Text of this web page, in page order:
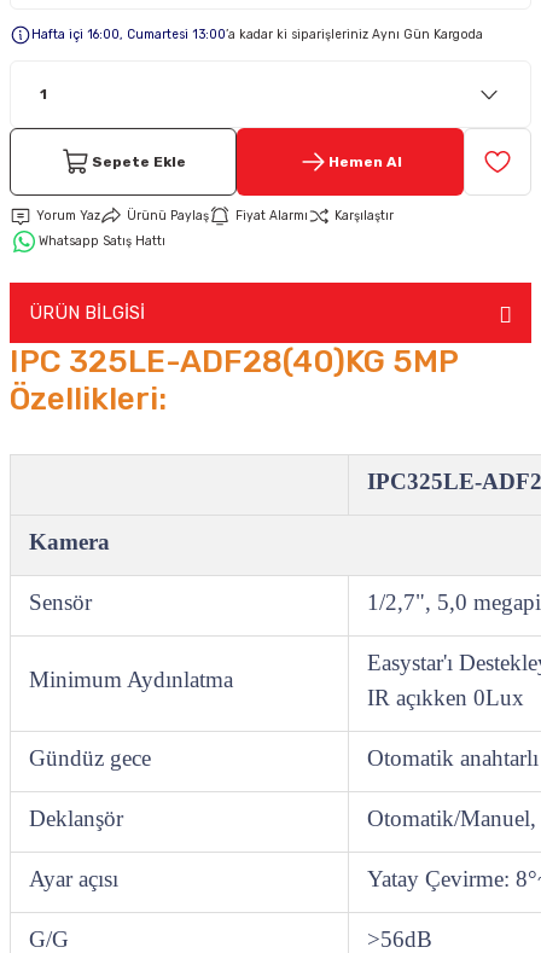
Hafta içi 16:00, Cumartesi 13:00’a kadar ki siparişleriniz Aynı Gün Kargoda
Sepete Ekle Hemen Al
Yorum Yaz Ürünü Paylaş Fiyat Alarmı
Karşılaştır
Whatsapp Satış Hattı
ÜRÜN BİLGİSİ
IPC 325LE-ADF28(40)KG 5MP
Özellikleri:
IPC325LE-
Kamera
Sensör 1/2,7", 5,0
Minimum Aydınlatma
Easystar'ı
IR açıkken 0Lux
Gündüz gece Otomatik
Deklanşör Otomatik/
Ayar açısı Yatay Çevirme:
G/G >56dB